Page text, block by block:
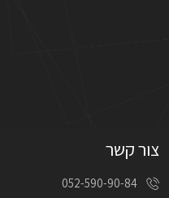
צור קשר
052-590-90-84